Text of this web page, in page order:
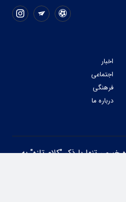
اخبار
اجتماعی
فرهنگی
درباره ما
تنها با ذکر "کلام تازه" به